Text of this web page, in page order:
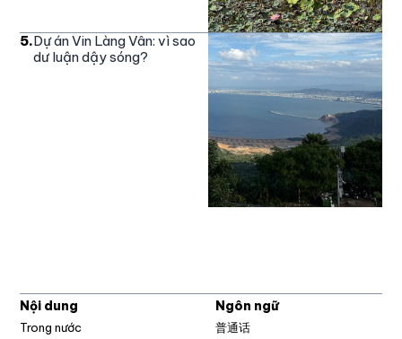
5.Dự án Vin Làng Vân: vì sao
dư luận dậy sóng?
Nội dung
Trong nước
Ngôn ngữ
普通话